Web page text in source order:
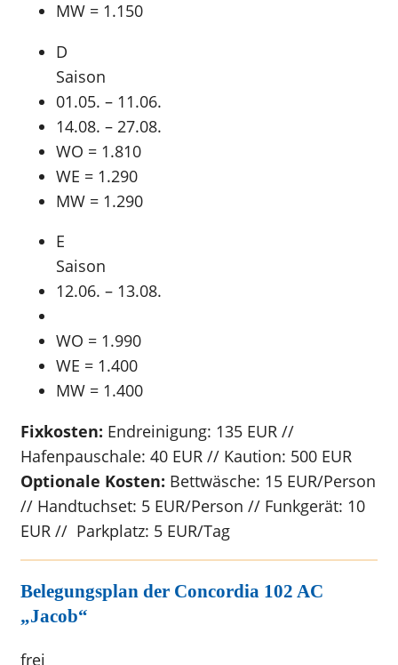
MW = 1.150
D
Saison
01.05. – 11.06.
14.08. – 27.08.
WO = 1.810
WE = 1.290
MW = 1.290
E
Saison
12.06. – 13.08.
WO = 1.990
WE = 1.400
MW = 1.400
Fixkosten: Endreinigung: 135 EUR //
Hafenpauschale: 40 EUR // Kaution: 500 EUR
Optionale Kosten: Bettwäsche: 15 EUR/Person
// Handtuchset: 5 EUR/Person // Funkgerät: 10
EUR // Parkplatz: 5 EUR/Tag
Belegungsplan der Concordia 102 AC
„Jacob“
frei